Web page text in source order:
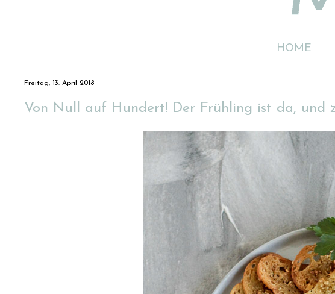
HOME
Freitag, 13. April 2018
Von Null auf Hundert! Der Frühling ist da, und